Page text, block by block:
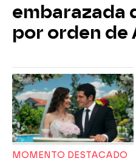
embarazada
por orden de
MOMENTO DESTACADO